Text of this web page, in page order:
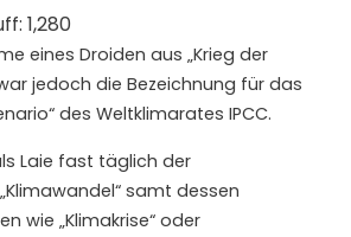
1,280
eines Droiden aus „Krieg der
jedoch die Bezeichnung für das
des Weltklimarates IPCC.
Laie fast täglich der
samt dessen
wie „Klimakrise“ oder